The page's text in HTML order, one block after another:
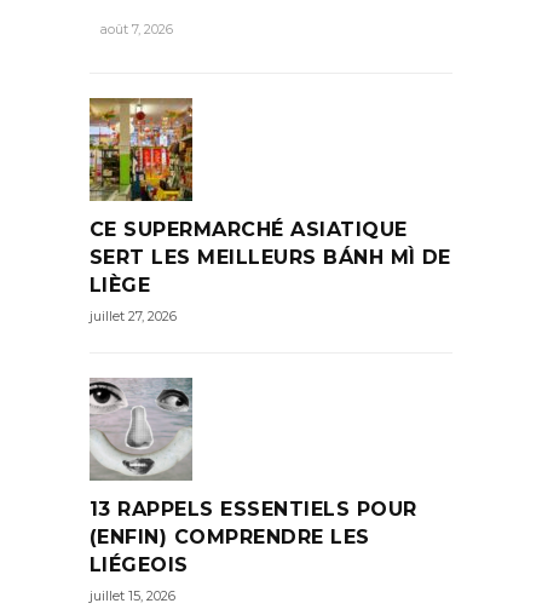
août 7, 2026
CE SUPERMARCHÉ ASIATIQUE
SERT LES MEILLEURS BÁNH MÌ DE
LIÈGE
juillet 27, 2026
13 RAPPELS ESSENTIELS POUR
(ENFIN) COMPRENDRE LES
LIÉGEOIS
juillet 15, 2026